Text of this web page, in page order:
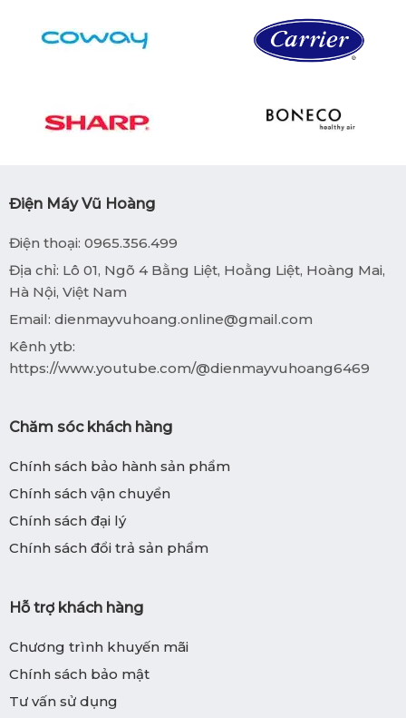
Điện Máy Vũ Hoàng
Điện thoại: 0965.356.499
Địa chỉ: Lô 01, Ngõ 4 Bằng Liệt, Hoằng Liệt, Hoàng Mai,
Hà Nội, Việt Nam
Email: dienmayvuhoang.online@gmail.com
Kênh ytb:
https://www.youtube.com/@dienmayvuhoang6469
Chăm sóc khách hàng
Chính sách bảo hành sản phẩm
Chính sách vận chuyển
Chính sách đại lý
Chính sách đổi trả sản phẩm
Hỗ trợ khách hàng
Chương trình khuyến mãi
Chính sách bảo mật
Tư vấn sử dụng